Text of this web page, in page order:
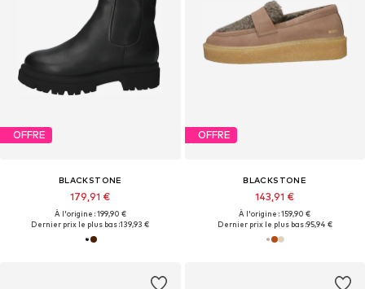
OFFRE
BLACKSTONE
179,91 €
À l'origine : 199,90 €
Dernier prix le plus bas :139,93 €
OFFRE
BLACKSTONE
143,91 €
À l'origine : 159,90 €
Dernier prix le plus bas :95,94 €